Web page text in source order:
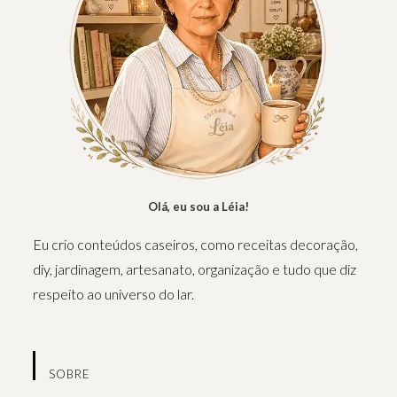
Olá, eu sou a Léia!
Eu crio conteúdos caseiros, como receitas decoração,
diy, jardinagem, artesanato, organização e tudo que diz
respeito ao universo do lar.
SOBRE